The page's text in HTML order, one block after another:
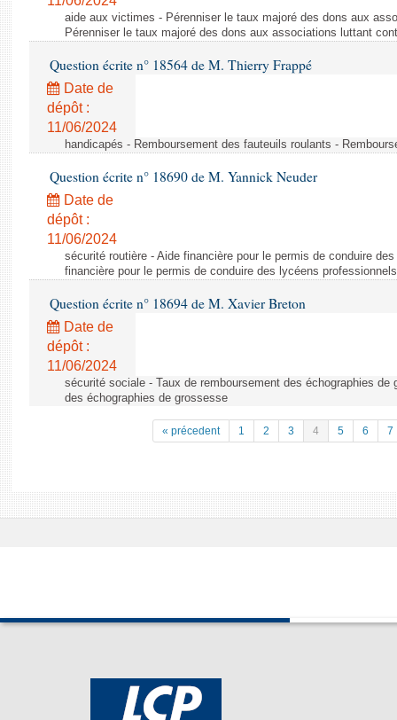
aide aux victimes - Pérenniser le taux majoré des dons aux
Pérenniser le taux majoré des dons aux associations luttant
Question écrite n° 18564 de M. Thierry Frappé
Date de
dépôt :
11/06/2024
handicapés - Remboursement des fauteuils roulants -
Question écrite n° 18690 de M. Yannick Neuder
Date de
dépôt :
11/06/2024
sécurité routière - Aide financière pour le permis de conduire
financière pour le permis de conduire des lycéens professionnels
Question écrite n° 18694 de M. Xavier Breton
Date de
dépôt :
11/06/2024
sécurité sociale - Taux de remboursement des échographies de
des échographies de grossesse
« précedent 1 2 3 4 5 6 7